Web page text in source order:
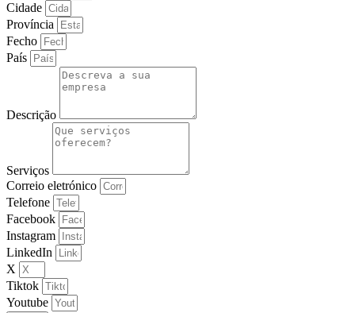
Cidade
Província
Fecho
País
Descrição
Serviços
Correio eletrónico
Telefone
Facebook
Instagram
LinkedIn
X
Tiktok
Youtube